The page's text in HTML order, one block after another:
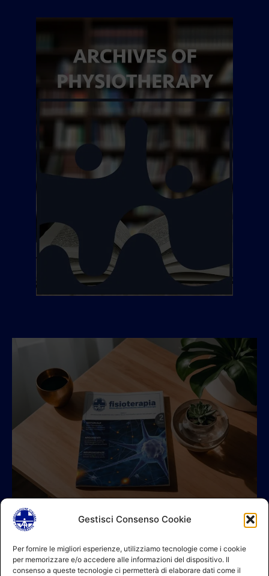
Gestisci Consenso Cookie
Per fornire le migliori esperienze, utilizziamo tecnologie come i cookie
per memorizzare e/o accedere alle informazioni del dispositivo. Il
consenso a queste tecnologie ci permetterà di elaborare dati come il
Contatti